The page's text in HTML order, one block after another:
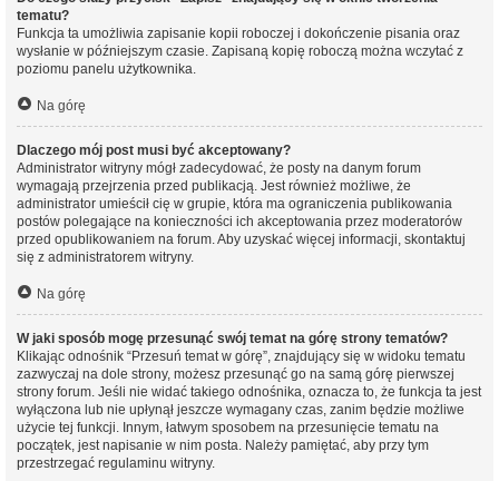
tematu?
Funkcja ta umożliwia zapisanie kopii roboczej i dokończenie pisania oraz
wysłanie w późniejszym czasie. Zapisaną kopię roboczą można wczytać z
poziomu panelu użytkownika.
Na górę
Dlaczego mój post musi być akceptowany?
Administrator witryny mógł zadecydować, że posty na danym forum
wymagają przejrzenia przed publikacją. Jest również możliwe, że
administrator umieścił cię w grupie, która ma ograniczenia publikowania
postów polegające na konieczności ich akceptowania przez moderatorów
przed opublikowaniem na forum. Aby uzyskać więcej informacji, skontaktuj
się z administratorem witryny.
Na górę
W jaki sposób mogę przesunąć swój temat na górę strony tematów?
Klikając odnośnik “Przesuń temat w górę”, znajdujący się w widoku tematu
zazwyczaj na dole strony, możesz przesunąć go na samą górę pierwszej
strony forum. Jeśli nie widać takiego odnośnika, oznacza to, że funkcja ta jest
wyłączona lub nie upłynął jeszcze wymagany czas, zanim będzie możliwe
użycie tej funkcji. Innym, łatwym sposobem na przesunięcie tematu na
początek, jest napisanie w nim posta. Należy pamiętać, aby przy tym
przestrzegać regulaminu witryny.